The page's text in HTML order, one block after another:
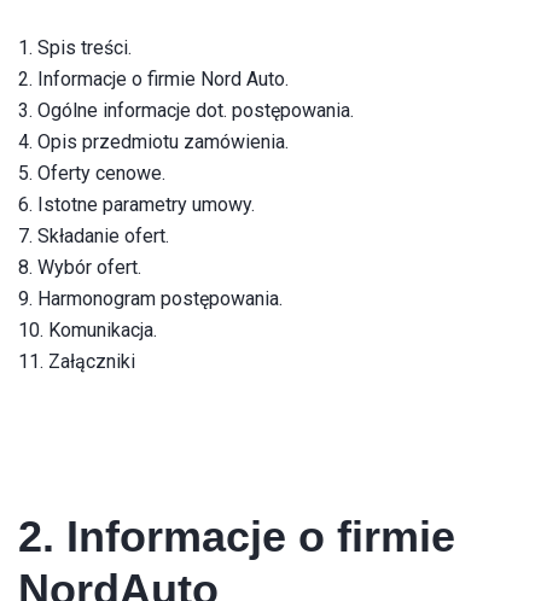
1. Spis treści.
2. Informacje o firmie Nord Auto.
3. Ogólne informacje dot. postępowania.
4. Opis przedmiotu zamówienia.
5. Oferty cenowe.
6. Istotne parametry umowy.
7. Składanie ofert.
8. Wybór ofert.
9. Harmonogram postępowania.
10. Komunikacja.
11. Załączniki
2. Informacje o firmie
NordAuto